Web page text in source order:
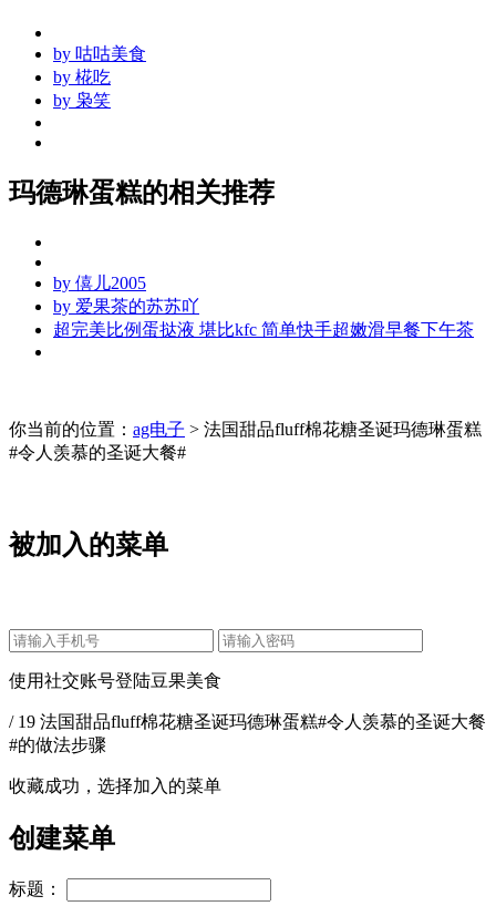
by 咕咕美食
by 椛吃
by 枭笑
玛德琳蛋糕的相关推荐
by 僖儿2005
by 爱果茶的苏苏吖
超完美比例蛋挞液 堪比kfc 简单快手超嫩滑早餐下午茶
你当前的位置： ag电子 > 法国甜品fluff棉花糖圣诞玛德琳蛋糕
#令人羡慕的圣诞大餐#
被加入的菜单
使用社交账号登陆豆果美食
/ 19 法国甜品fluff棉花糖圣诞玛德琳蛋糕#令人羡慕的圣诞大餐
#的做法步骤
收藏成功，选择加入的菜单
创建菜单
标题：